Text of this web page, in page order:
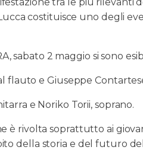
costituisce uno degli
sabato 2 maggio si sono
flauto e Giuseppe
e Noriko Torii, soprano.
è rivolta soprattutto ai
della storia e del futuro